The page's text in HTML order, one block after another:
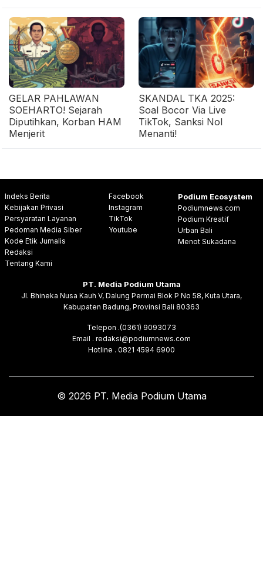
GELAR PAHLAWAN
SOEHARTO! Sejarah
Diputihkan, Korban HAM
Menjerit
SKANDAL TKA 2025:
Soal Bocor Via Live
TikTok, Sanksi Nol
Menanti!
Indeks Berita
Kebijakan Privasi
Persyaratan Layanan
Pedoman Media Siber
Kode Etik Jurnalis
Redaksi
Tentang Kami
Facebook
Instagram
TikTok
Youtube
Podium Ecosystem
Podiumnews.com
Podium Kreatif
Urban Bali
Menot Sukadana
PT. Media Podium Utama
Jl. Bhineka Nusa Kauh V, Dalung Permai Blok P No 58, Kuta Utara,
Kabupaten Badung, Provinsi Bali 80363
Telepon .(0361) 9093073
Email . redaksi@podiumnews.com
Hotline . 0821 4594 6900
© 2026 PT. Media Podium Utama